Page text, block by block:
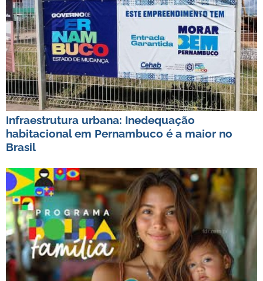
Infraestrutura urbana: Inedequação
habitacional em Pernambuco é a maior no
Brasil